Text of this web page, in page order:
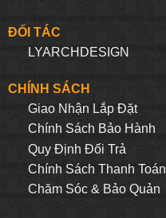
ĐỐI TÁC
LYARCHDESIGN
CHÍNH SÁCH
Giao Nhận Lắp Đặt
Chính Sách Bảo Hành
Quy Định Đối Trả
Chính Sách Thanh Toán
Chăm Sóc & Bảo Quản